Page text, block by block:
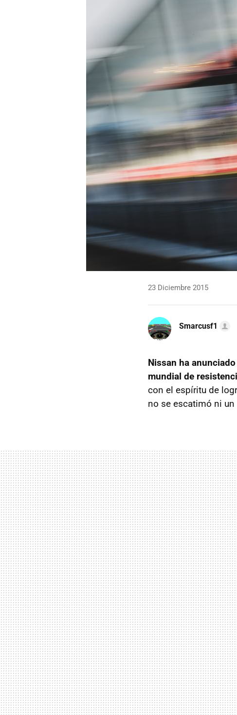
23 Diciembre 2015
Smarcusf1
Nissan ha
mundial de
con el espíritu de
no se escatimó ni